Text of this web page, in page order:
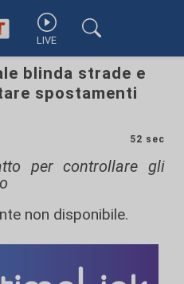
LIVE
blinda strade e
spostamenti
52 sec
per controllare gli
non disponibile.